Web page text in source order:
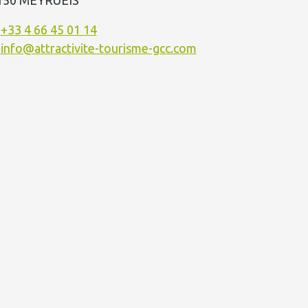
+33 4 66 45 01 14
info@attractivite-tourisme-gcc.com